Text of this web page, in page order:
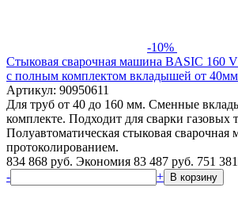
-10%
Стыковая сварочная машина BASIC 160
с полным комплектом вкладышей от
Артикул: 90950611
Для труб от 40 до 160 мм. Сменные
комплекте. Подходит для сварки газовых
Полуавтоматическая стыковая сварочная
протоколированием.
834 868 руб. Экономия 83 487 руб. 751 381
-
+ В корзину